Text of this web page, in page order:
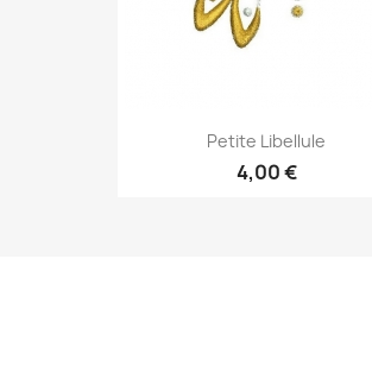
Petite Libellule
4,00 €